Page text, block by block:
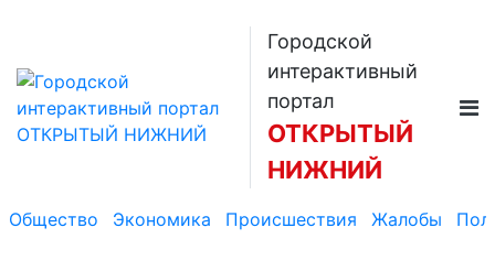
Городской
интерактивный
портал
ОТКРЫТЫЙ
НИЖНИЙ
Общество Экономика Происшествия Жалобы